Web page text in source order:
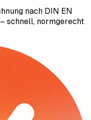
nach DIN EN
schnell, normgerecht